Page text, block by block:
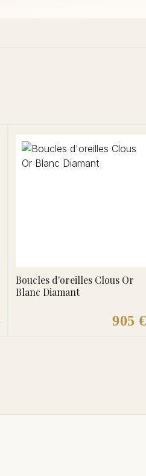
Boucles d'oreilles Clous Or
Blanc Diamant
905 €